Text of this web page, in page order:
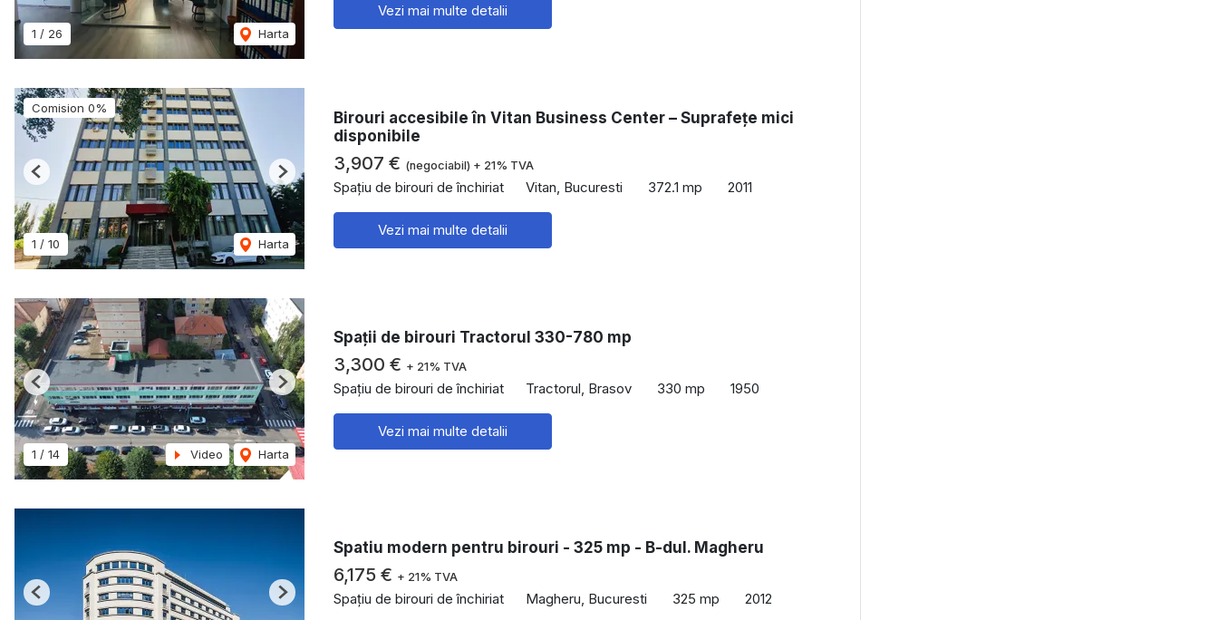
1 / 26 Harta
Vezi mai multe detalii
Comision 0%
1 / 10 Harta
Previous Next
Birouri accesibile în Vitan Business Center – Suprafețe mici
disponibile
3,907 € (negociabil) + 21% TVA
Spațiu de birouri de închiriat Vitan, Bucuresti 372.1 mp 2011
Vezi mai multe detalii
1 / 14 Video Harta
Previous Next
Spații de birouri Tractorul 330-780 mp
3,300 € + 21% TVA
Spațiu de birouri de închiriat Tractorul, Brasov 330 mp 1950
Vezi mai multe detalii
Previous Next
Spatiu modern pentru birouri - 325 mp - B-dul. Magheru
6,175 € + 21% TVA
Spațiu de birouri de închiriat Magheru, Bucuresti 325 mp 2012